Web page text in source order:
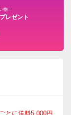
物！
レゼント
とに送料5,000円